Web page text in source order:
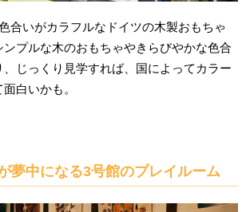
合いがカラフルなドイツの木製おもちゃ
プルな木のおもちゃやきらびやかな色合
じっくり見学すれば、国によってカラー
白いかも。
夢中になる3号館のプレイルーム